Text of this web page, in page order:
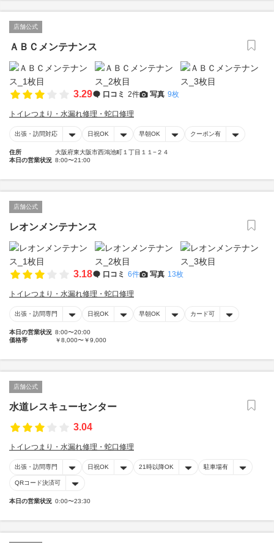
店舗公式
ＡＢＣメンテナンス
3.29 口コミ 2件 写真 9枚
トイレつまり・水漏れ修理・蛇口修理
出張・訪問対応 日祝OK 早朝OK クーポン有
住所
大阪府東大阪市西鴻池町１丁目１１−２４
本日の営業状況 8:00〜21:00
店舗公式
レオンメンテナンス
3.18 口コミ 6件 写真 13枚
トイレつまり・水漏れ修理・蛇口修理
出張・訪問専門 日祝OK 早朝OK カード可
本日の営業状況 8:00〜20:00
価格帯
￥8,000〜￥9,000
店舗公式
水道レスキューセンター
3.04
トイレつまり・水漏れ修理・蛇口修理
出張・訪問専門 日祝OK 21時以降OK 駐車場有
QRコード決済可
本日の営業状況 0:00〜23:30